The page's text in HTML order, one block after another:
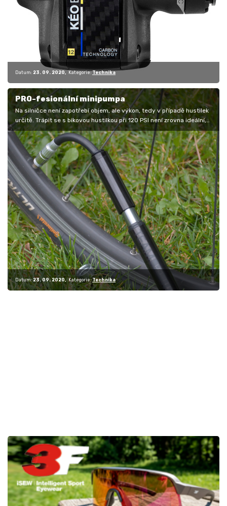
Datum: 23. 09. 2020 Kategorie: Technika
PRO-fesionální minipumpa
Na silničce není zapotřebí objem, ale výkon, tedy v případě hustilek
určitě. Trápit se s bikovou hustilkou při 120 PSI není zrovna ideální,…
Datum: 23. 09. 2020 Kategorie: Technika